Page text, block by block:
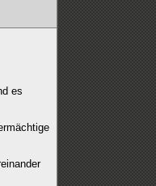
es